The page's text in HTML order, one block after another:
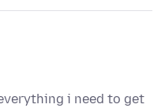
i need to get